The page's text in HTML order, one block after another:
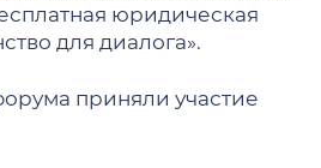
юридическая
для диалога».
приняли участие